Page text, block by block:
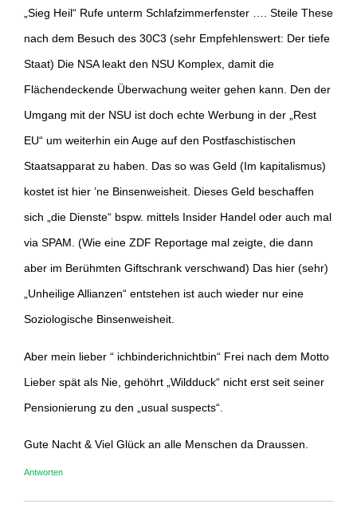
„Sieg Heil“ Rufe unterm Schlafzimmerfenster …. Steile These
nach dem Besuch des 30C3 (sehr Empfehlenswert: Der tiefe
Staat) Die NSA leakt den NSU Komplex, damit die
Flächendeckende Überwachung weiter gehen kann. Den der
Umgang mit der NSU ist doch echte Werbung in der „Rest
EU“ um weiterhin ein Auge auf den Postfaschistischen
Staatsapparat zu haben. Das so was Geld (Im kapitalismus)
kostet ist hier ’ne Binsenweisheit. Dieses Geld beschaffen
sich „die Dienste“ bspw. mittels Insider Handel oder auch mal
via SPAM. (Wie eine ZDF Reportage mal zeigte, die dann
aber im Berühmten Giftschrank verschwand) Das hier (sehr)
„Unheilige Allianzen“ entstehen ist auch wieder nur eine
Soziologische Binsenweisheit.
Aber mein lieber “ ichbinderichnichtbin“ Frei nach dem Motto
Lieber spät als Nie, gehöhrt „Wildduck“ nicht erst seit seiner
Pensionierung zu den „usual suspects“.
Gute Nacht & Viel Glück an alle Menschen da Draussen.
Antworten